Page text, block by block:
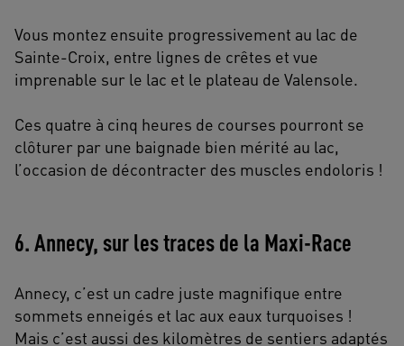
Vous montez ensuite progressivement au lac de
Sainte-Croix, entre lignes de crêtes et vue
imprenable sur le lac et le plateau de Valensole.
Ces quatre à cinq heures de courses pourront se
clôturer par une baignade bien mérité au lac,
l’occasion de décontracter des muscles endoloris !
6. Annecy, sur les traces de la Maxi-Race
Annecy, c’est un cadre juste magnifique entre
sommets enneigés et lac aux eaux turquoises !
Mais c’est aussi des kilomètres de sentiers adaptés